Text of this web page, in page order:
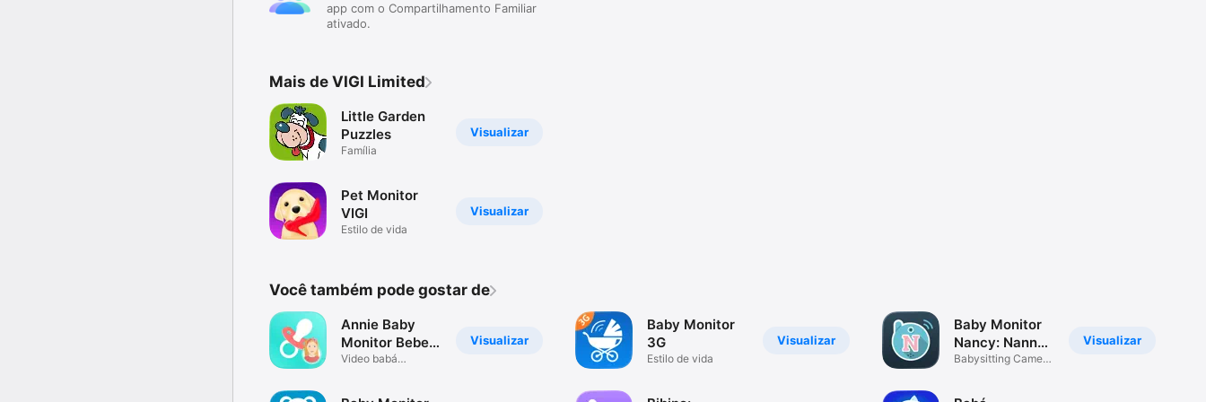
app com o Compartilhamento Familiar
ativado.
Mais de VIGI Limited
Visualizar
Little Garden
Puzzles
Família
Visualizar
Pet Monitor
VIGI
Estilo de vida
Você também pode gostar de
Visualizar
Annie Baby
Monitor Bebe
Câmera
Video babá
Visualizar
Baby Monitor
3G
Estilo de vida
Visualizar
Baby Monitor
Nancy: Nanny
Cam
Babysitting Camera